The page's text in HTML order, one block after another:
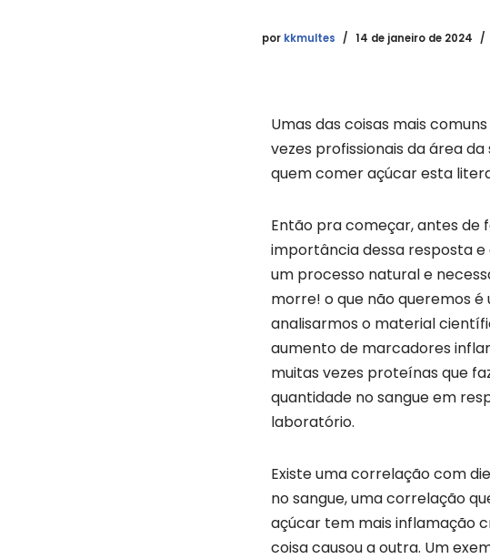
por kkmultes 14 de janeiro de 2024
Umas das coisas mais
vezes profissionais da área
quem comer açúcar esta
Então pra começar, antes de
importância dessa resposta e
um processo natural e
morre! o que não queremos
analisarmos o material
aumento de marcadores
muitas vezes proteínas que
quantidade no sangue em
laboratório.
Existe uma correlação com
no sangue, uma correlação
açúcar tem mais inflamação
coisa causou a outra. Um